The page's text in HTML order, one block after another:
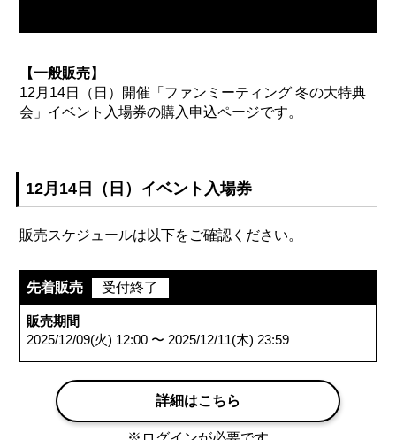
【一般販売】
12月14日（日）開催「ファンミーティング 冬の大特典
会」イベント入場券の購入申込ページです。
12月14日（日）イベント入場券
販売スケジュールは以下をご確認ください。
先着販売 受付終了
販売期間
2025/12/09(火) 12:00 〜 2025/12/11(木) 23:59
詳細はこちら